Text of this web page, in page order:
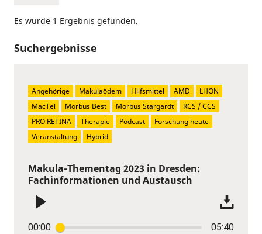
Es wurde 1 Ergebnis gefunden.
Suchergebnisse
Makula-Thementag 2023 in Dresden:
Fachinformationen und Austausch
00:00 05:40
Angehörige Makulaödem Hilfsmittel AMD
LHON
MacTel
Morbus Best Morbus Stargardt
RCS / CCS
PRO RETINA
Therapie Podcast
Forschung heute
Veranstaltung
Hybrid